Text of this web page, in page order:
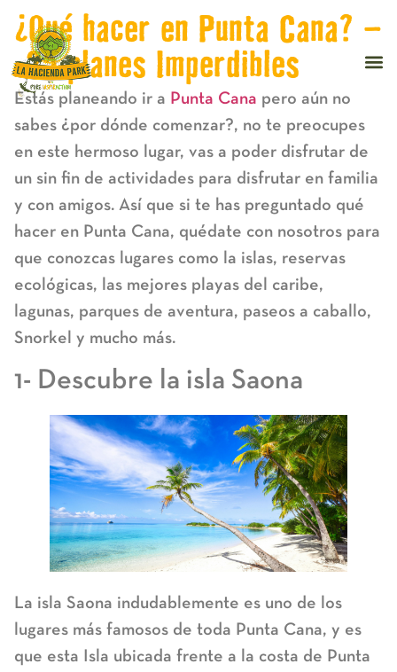
¿Qué hacer en Punta Cana? –
25 planes Imperdibles
Estás planeando ir a Punta Cana pero aún no
sabes ¿por dónde comenzar?, no te preocupes
en este hermoso lugar, vas a poder disfrutar de
un sin fin de actividades para disfrutar en familia
y con amigos. Así que si te has preguntado qué
hacer en Punta Cana, quédate con nosotros para
que conozcas lugares como la islas, reservas
ecológicas, las mejores playas del caribe,
lagunas, parques de aventura, paseos a caballo,
Snorkel y mucho más.
1- Descubre la isla Saona
La isla Saona indudablemente es uno de los
lugares más famosos de toda Punta Cana, y es
que esta Isla ubicada frente a la costa de Punta